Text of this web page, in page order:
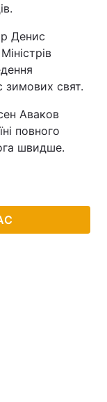
Денис
зимових свят.
Аваков
повного
швидше.